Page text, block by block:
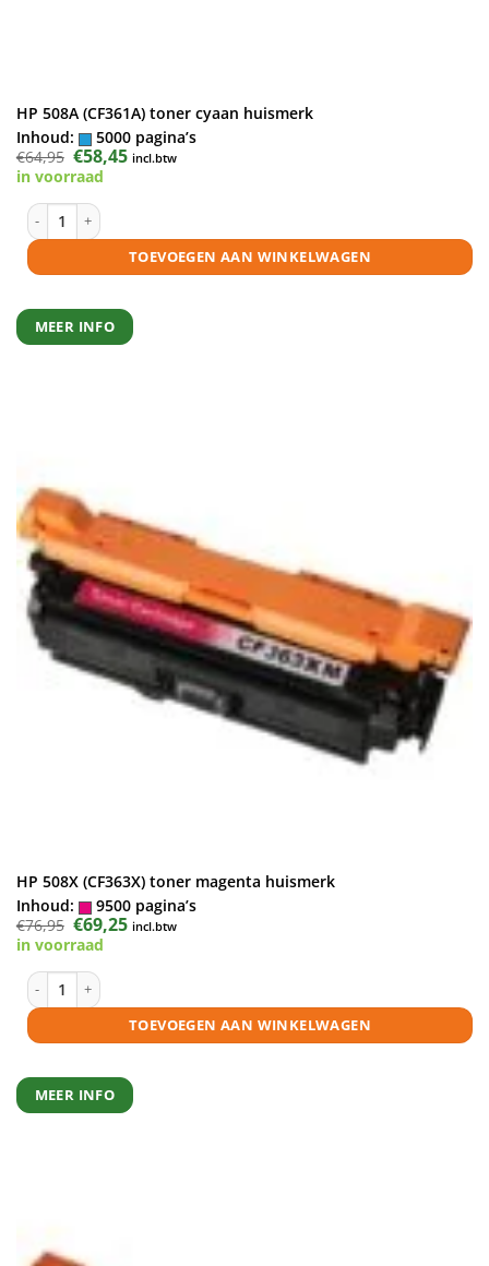
HP 508A (CF361A) toner cyaan huismerk
Inhoud:
5000 pagina’s
€64,95 Oorspronkelijke
prijs
was:
€58,45Huidige
prijs
incl.btw
in voorraad
HP 508A (CF361A) toner cyaan huismerk aantal
TOEVOEGEN AAN WINKELWAGEN
MEER INFO
HP 508X (CF363X) toner magenta huismerk
Inhoud:
9500 pagina’s
€76,95 Oorspronkelijke
prijs
was:
€69,25Huidige
prijs
incl.btw
in voorraad
HP 508X (CF363X) toner magenta huismerk aantal
TOEVOEGEN AAN WINKELWAGEN
MEER INFO